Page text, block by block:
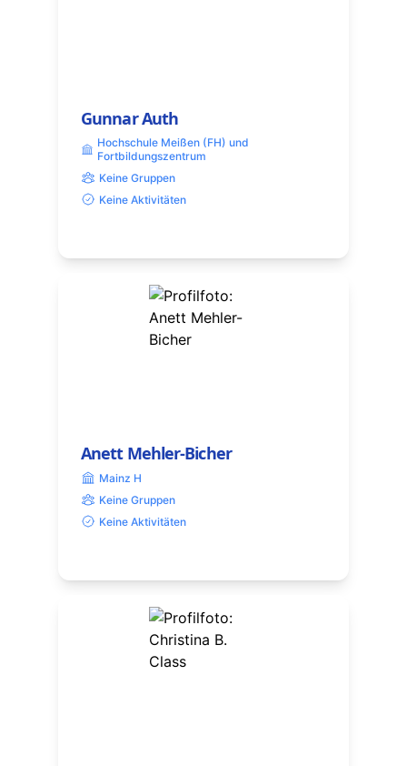
Gunnar Auth
Hochschule Meißen (FH) und
Fortbildungszentrum
Keine Gruppen
Keine Aktivitäten
Anett Mehler-Bicher
Mainz H
Keine Gruppen
Keine Aktivitäten